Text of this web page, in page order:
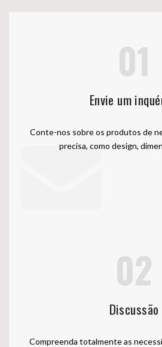
01
Envie um
Conte-nos sobre os produtos de
precisa, como design,
02
Discussão
Compreenda totalmente as